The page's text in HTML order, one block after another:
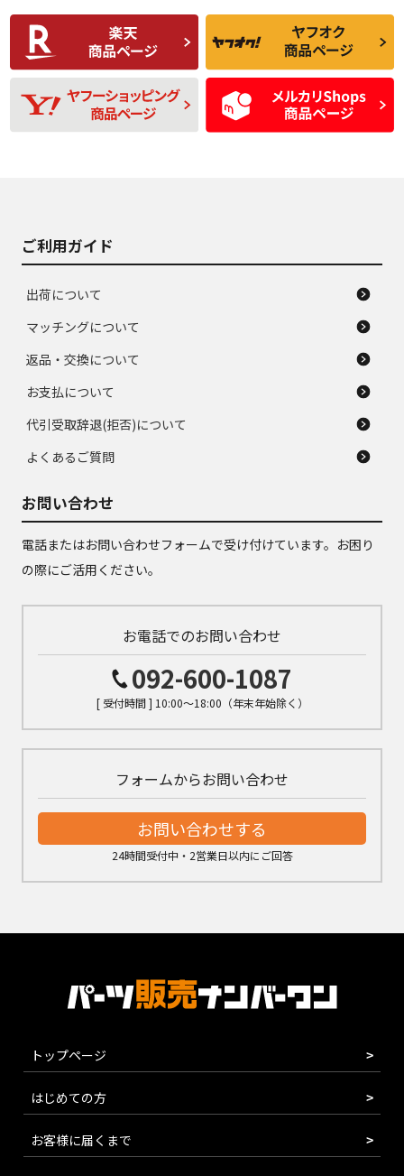
C
使用感や傷があり、
比較的きれいな中古
品
C
偏磨耗・劣化は感じ
られるが、使用に問
題のない中古品
D
使用感や目立つ傷が
あり、一般的な中古
品
D
残り溝も少なく、偏
磨耗がみられ、短期
間使用できるくらい
の中古品
ご利用ガイド
出荷について
マッチングについて
返品・交換について
お支払について
代引受取辞退(拒否)について
よくあるご質問
お問い合わせ
電話またはお問い合わせフォームで受け付けています。お困り
の際にご活用ください。
お電話でのお問い合わせ
092-600-1087
[ 受付時間 ] 10:00～18:00（年末年始除く）
フォームからお問い合わせ
お問い合わせする
24時間受付中・2営業日以内にご回答
トップページ
はじめての方
お客様に届くまで